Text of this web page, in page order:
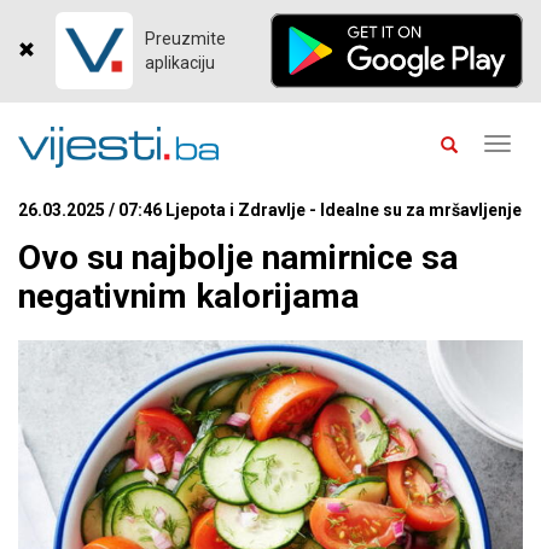
Preuzmite
aplikaciju
26.03.2025 / 07:46 Ljepota i Zdravlje - Idealne su za mršavljenje
Ovo su najbolje namirnice sa
negativnim kalorijama